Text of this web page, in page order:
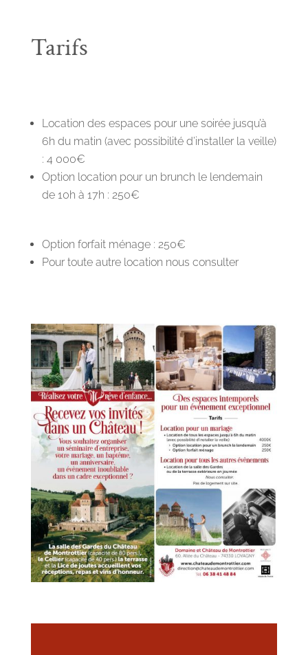
Tarifs
Location des espaces pour une soirée jusqu’à
6h du matin (avec possibilité d’installer la veille)
: 4 000€
Option location pour un brunch le lendemain
de 10h à 17h : 250€
Option forfait ménage : 250€
Pour toute autre location nous consulter